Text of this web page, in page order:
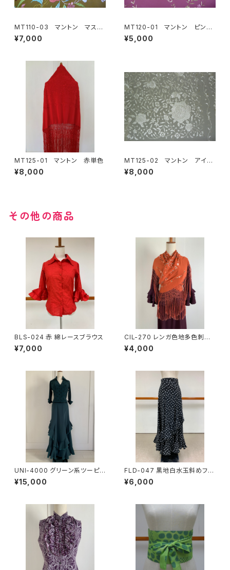
MT110-03 マントン マスタ
ード地多色刺繍
¥7,000
MT120-01 マントン ピンク
地ピンクブラウン系刺繍
¥5,000
MT125-01 マントン 赤単色
¥8,000
MT125-02 マントン アイボ
リー単色
¥8,000
その他の商品
BLS-024 赤 綿レースブラウス
¥7,000
CIL-270 レンガ色地多色刺繍
シルクマントンシージョ
¥4,000
UNI-4000 グリーン系ツーピ
ース
¥15,000
FLD-047 黒地白水玉斜めフリ
ルスカート
¥6,000